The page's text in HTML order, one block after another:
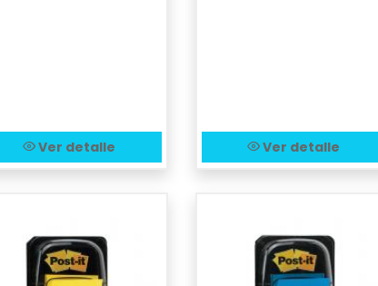
Ver detalle Ver detalle